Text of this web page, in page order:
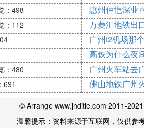
拿的是美金工资一般在1000到
这个行业就业都不错，上海的话
：498 惠州仲恺深业
：112 万菱汇地铁出
广州t2机场那
高铁为什么夜
：480 广州火车站去
691 佛山地铁广州
© Arrange www.jnditie.com 2011-2021
温馨提示：资料来源于互联网，仅供参